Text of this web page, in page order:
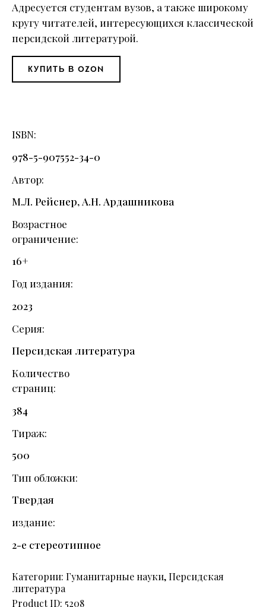
Адресуется студентам вузов, а также широкому
кругу читателей, интересующихся классической
персидской литературой.
КУПИТЬ В OZON
ISBN
978-5-907552-34-0
Автор
М.Л. Рейснер, А.Н. Ардашникова
Возрастное
ограничение
16+
Год издания
2023
Серия
Персидская литература
Количество
страниц
384
Тираж
500
Тип обложки
Твердая
издание
2-е стереотипное
Категории: Гуманитарные науки,Персидская
литература
Product ID: 5208